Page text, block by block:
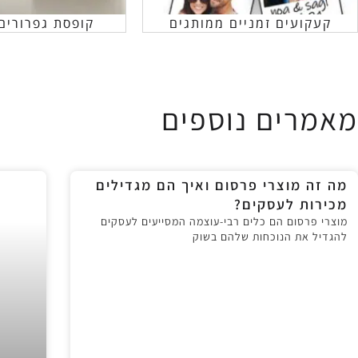
קעקועים זמניים ממותגים קופסת
מאמרים נוספים
מה זה מוצרי פרסום ואיך הם מגדילים
מכירות לעסקים?
מוצרי פרסום הם כלים רבי-עוצמה המסייעים לעסקים
להגדיל את הנוכחות שלהם בשוק